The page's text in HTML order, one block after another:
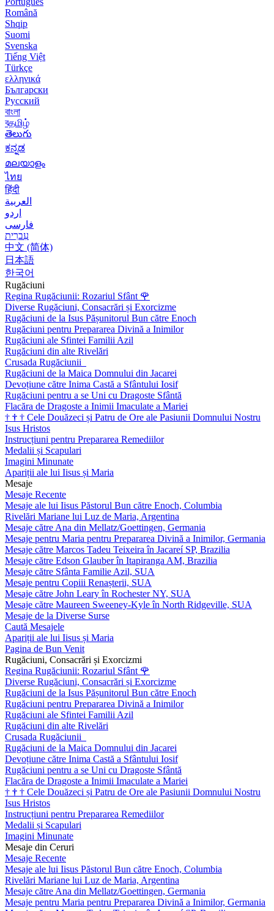
Română
Shqip
Suomi
Svenska
Tiếng Việt
Türkçe
ελληνικά
Български
Русский
বাংলা
বதமிழ்
తెలుగు
ಕನ್ನಡ
മലയാളം
ไทย
हिंदी
العربية
اردو
فارسی
עִברִית
中文 (简体)
日本語
한국어
Rugăciuni
Regina Rugăciunii: Rozariul Sfânt 🌹
Diverse Rugăciuni, Consacrări și Exorcizme
Rugăciuni de la Isus Pășunitorul Bun către Enoch
Rugăciuni pentru Prepararea Divină a Inimilor
Rugăciuni ale Sfintei Familii Azil
Rugăciuni din alte Rivelări
Crusada Rugăciunii
Rugăciuni de la Maica Domnului din Jacarei
Devoțiune către Inima Castă a Sfântului Iosif
Rugăciuni pentru a se Uni cu Dragoste Sfântă
Flacăra de Dragoste a Inimii Imaculate a Mariei
† † † Cele Douăzeci și Patru de Ore ale Pasiunii Domnului Nostru
Isus Hristos
Instrucțiuni pentru Prepararea Remediilor
Medalii și Scapulari
Imagini Minunate
Apariții ale lui Iisus și Maria
Mesaje
Mesaje Recente
Mesaje ale lui Iisus Păstorul Bun către Enoch, Columbia
Rivelări Mariane lui Luz de Maria, Argentina
Mesaje către Ana din Mellatz/Goettingen, Germania
Mesaje pentru Maria pentru Prepararea Divină a Inimilor, Germania
Mesaje către Marcos Tadeu Teixeira în Jacareí SP, Brazilia
Mesaje către Edson Glauber în Itapiranga AM, Brazilia
Mesaje către Sfânta Familie Azil, SUA
Mesaje pentru Copiii Renașterii, SUA
Mesaje către John Leary în Rochester NY, SUA
Mesaje către Maureen Sweeney-Kyle în North Ridgeville, SUA
Mesaje de la Diverse Surse
Caută Mesajele
Apariții ale lui Iisus și Maria
Pagina de Bun Venit
Rugăciuni, Consacrări și Exorcizmi
Regina Rugăciunii: Rozariul Sfânt 🌹
Diverse Rugăciuni, Consacrări și Exorcizme
Rugăciuni de la Isus Pășunitorul Bun către Enoch
Rugăciuni pentru Prepararea Divină a Inimilor
Rugăciuni ale Sfintei Familii Azil
Rugăciuni din alte Rivelări
Crusada Rugăciunii
Rugăciuni de la Maica Domnului din Jacarei
Devoțiune către Inima Castă a Sfântului Iosif
Rugăciuni pentru a se Uni cu Dragoste Sfântă
Flacăra de Dragoste a Inimii Imaculate a Mariei
† † † Cele Douăzeci și Patru de Ore ale Pasiunii Domnului Nostru
Isus Hristos
Instrucțiuni pentru Prepararea Remediilor
Medalii și Scapulari
Imagini Minunate
Mesaje din Ceruri
Mesaje Recente
Mesaje ale lui Iisus Păstorul Bun către Enoch, Columbia
Rivelări Mariane lui Luz de Maria, Argentina
Mesaje către Ana din Mellatz/Goettingen, Germania
Mesaje pentru Maria pentru Prepararea Divină a Inimilor, Germania